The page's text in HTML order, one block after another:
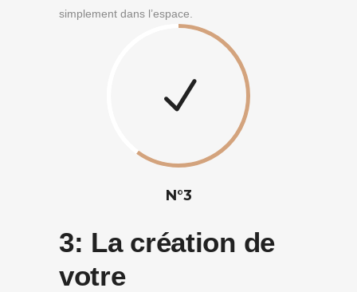
simplement dans l’espace.
N°3
3: La création de
votre